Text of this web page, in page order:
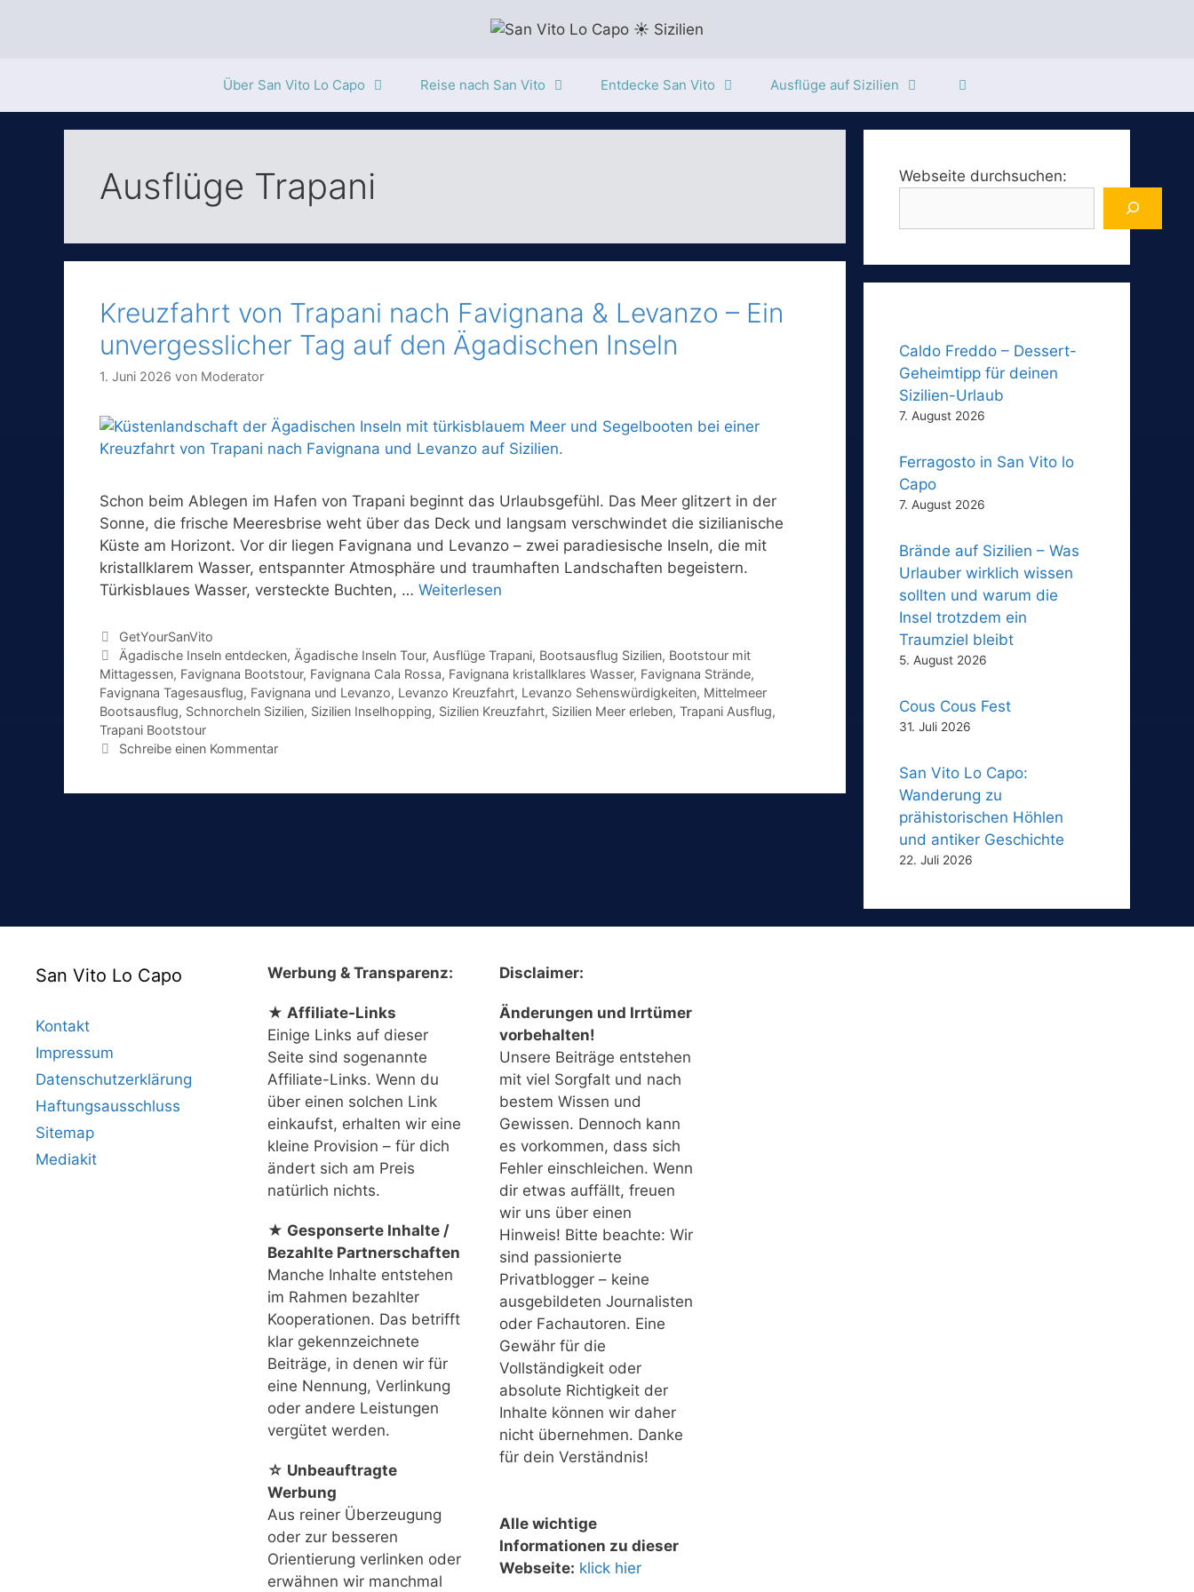
Über San Vito Lo Capo Reise nach San Vito Entdecke San Vito Ausflüge auf Sizilien
Ausflüge Trapani
Kreuzfahrt von Trapani nach Favignana & Levanzo – Ein
unvergesslicher Tag auf den Ägadischen Inseln
1. Juni 2026 von Moderator
Schon beim Ablegen im Hafen von Trapani beginnt das Urlaubsgefühl. Das Meer glitzert in der
Sonne, die frische Meeresbrise weht über das Deck und langsam verschwindet die sizilianische
Küste am Horizont. Vor dir liegen Favignana und Levanzo – zwei paradiesische Inseln, die mit
kristallklarem Wasser, entspannter Atmosphäre und traumhaften Landschaften begeistern.
Türkisblaues Wasser, versteckte Buchten, … Weiterlesen
Kategorien
GetYourSanVito
Schlagwörter
Ägadische Inseln entdecken, Ägadische Inseln Tour, Ausflüge Trapani, Bootsausflug Sizilien, Bootstour mit
Mittagessen, Favignana Bootstour, Favignana Cala Rossa, Favignana kristallklares Wasser, Favignana Strände,
Favignana Tagesausflug, Favignana und Levanzo, Levanzo Kreuzfahrt, Levanzo Sehenswürdigkeiten, Mittelmeer
Bootsausflug, Schnorcheln Sizilien, Sizilien Inselhopping, Sizilien Kreuzfahrt, Sizilien Meer erleben, Trapani Ausflug,
Trapani Bootstour
Schreibe einen Kommentar
Webseite durchsuchen:
Caldo Freddo – Dessert-
Geheimtipp für deinen
Sizilien-Urlaub
7. August 2026
Ferragosto in San Vito lo
Capo
7. August 2026
Brände auf Sizilien – Was
Urlauber wirklich wissen
sollten und warum die
Insel trotzdem ein
Traumziel bleibt
5. August 2026
Cous Cous Fest
31. Juli 2026
San Vito Lo Capo:
Wanderung zu
prähistorischen Höhlen
und antiker Geschichte
22. Juli 2026
San Vito Lo Capo
Kontakt
Impressum
Datenschutzerklärung
Haftungsausschluss
Sitemap
Mediakit
Werbung & Transparenz:
★ Affiliate-Links
Einige Links auf dieser
Seite sind sogenannte
Affiliate-Links. Wenn du
über einen solchen Link
einkaufst, erhalten wir eine
kleine Provision – für dich
ändert sich am Preis
natürlich nichts.
★ Gesponserte Inhalte /
Bezahlte Partnerschaften
Manche Inhalte entstehen
im Rahmen bezahlter
Kooperationen. Das betrifft
klar gekennzeichnete
Beiträge, in denen wir für
eine Nennung, Verlinkung
oder andere Leistungen
vergütet werden.
☆ Unbeauftragte
Werbung
Aus reiner Überzeugung
oder zur besseren
Orientierung verlinken oder
erwähnen wir manchmal
Disclaimer:
Änderungen und Irrtümer
vorbehalten!
Unsere Beiträge entstehen
mit viel Sorgfalt und nach
bestem Wissen und
Gewissen. Dennoch kann
es vorkommen, dass sich
Fehler einschleichen. Wenn
dir etwas auffällt, freuen
wir uns über einen
Hinweis! Bitte beachte: Wir
sind passionierte
Privatblogger – keine
ausgebildeten Journalisten
oder Fachautoren. Eine
Gewähr für die
Vollständigkeit oder
absolute Richtigkeit der
Inhalte können wir daher
nicht übernehmen. Danke
für dein Verständnis!
Alle wichtige
Informationen zu dieser
Webseite: klick hier